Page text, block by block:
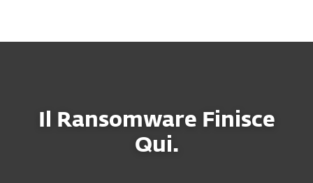
Il Ransomware Finisce
Qui.